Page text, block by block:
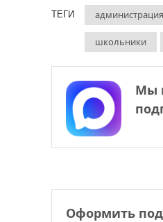
ТЕГИ
школьники
Мы
Оформить